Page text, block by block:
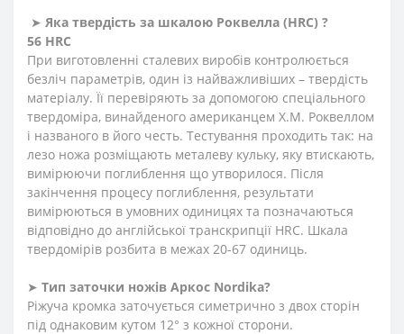
➤ Яка твердість за шкалою Роквелла (HRC) ?
56 HRC
При виготовленні сталевих виробів контролюється
безліч параметрів, один із найважливіших – твердість
матеріалу. Її перевіряють за допомогою спеціального
твердоміра, винайденого американцем Х.М. Роквеллом
і названого в його честь. Тестування проходить так: на
лезо ножа розміщають металеву кульку, яку втискають,
вимірюючи поглиблення що утворилося. Після
закінчення процесу поглиблення, результати
вимірюються в умовних одиницях та позначаються
відповідно до англійської транскрипції HRC. Шкала
твердомірів розбита в межах 20-67 одиниць.
➤ Тип заточки ножів Аркос Nordika?
Ріжуча кромка заточується симетрично з двох сторін
під однаковим кутом 12° з кожної сторони.